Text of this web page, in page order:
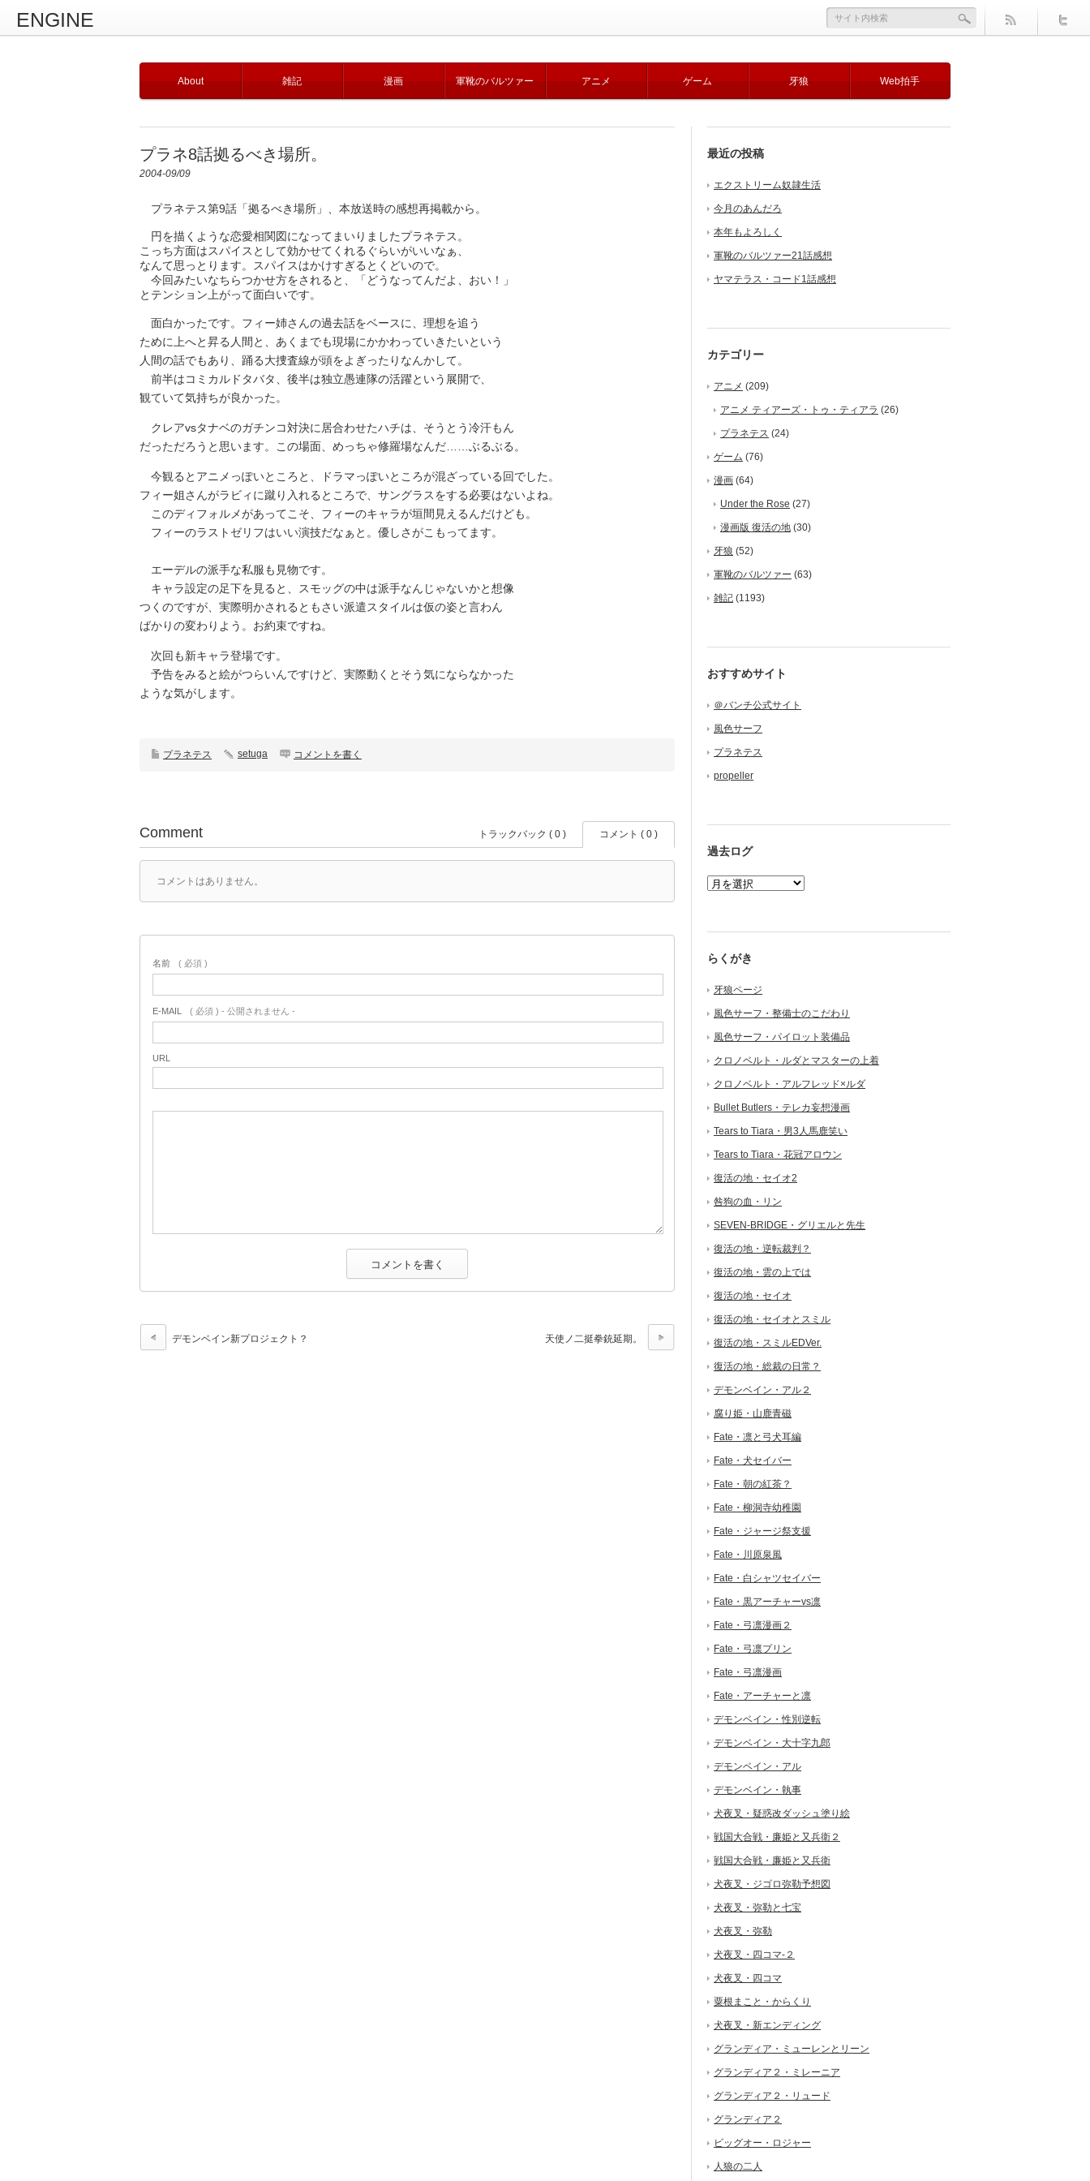
ENGINE
About 雑記 漫画 軍靴のバルツァー アニメ ゲーム 牙狼 Web拍手
プラネ8話拠るべき場所。
2004-09/09
プラネテス第9話「拠るべき場所」、本放送時の感想再掲載から。
円を描くような恋愛相関図になってまいりましたプラネテス。
こっち方面はスパイスとして効かせてくれるぐらいがいいなぁ、
なんて思っとります。スパイスはかけすぎるとくどいので。
今回みたいなちらつかせ方をされると、「どうなってんだよ、おい！」
とテンション上がって面白いです。
面白かったです。フィー姉さんの過去話をベースに、理想を追う
ために上へと昇る人間と、あくまでも現場にかかわっていきたいという
人間の話でもあり、踊る大捜査線が頭をよぎったりなんかして。
前半はコミカルドタバタ、後半は独立愚連隊の活躍という展開で、
観ていて気持ちが良かった。
クレアvsタナベのガチンコ対決に居合わせたハチは、そうとう冷汗もん
だっただろうと思います。この場面、めっちゃ修羅場なんだ……ぶるぶる。
今観るとアニメっぽいところと、ドラマっぽいところが混ざっている回でした。
フィー姐さんがラビィに蹴り入れるところで、サングラスをする必要はないよね。
このディフォルメがあってこそ、フィーのキャラが垣間見えるんだけども。
フィーのラストゼリフはいい演技だなぁと。優しさがこもってます。
エーデルの派手な私服も見物です。
キャラ設定の足下を見ると、スモッグの中は派手なんじゃないかと想像
つくのですが、実際明かされるともさい派遣スタイルは仮の姿と言わん
ばかりの変わりよう。お約束ですね。
次回も新キャラ登場です。
予告をみると絵がつらいんですけど、実際動くとそう気にならなかった
ような気がします。
プラネテス setuga コメントを書く
Comment トラックバック ( 0 ) コメント ( 0 )
コメントはありません。
名前 ( 必須 )
E-MAIL ( 必須 ) - 公開されません -
URL
デモンベイン新プロジェクト？ 天使ノ二挺拳銃延期。
最近の投稿
エクストリーム奴隷生活
今月のあんだろ
本年もよろしく
軍靴のバルツァー21話感想
ヤマテラス・コード1話感想
カテゴリー
アニメ (209)
アニメ ティアーズ・トゥ・ティアラ (26)
プラネテス (24)
ゲーム (76)
漫画 (64)
Under the Rose (27)
漫画版 復活の地 (30)
牙狼 (52)
軍靴のバルツァー (63)
雑記 (1193)
おすすめサイト
＠バンチ公式サイト
風色サーフ
プラネテス
propeller
過去ログ
らくがき
牙狼ページ
風色サーフ・整備士のこだわり
風色サーフ・パイロット装備品
クロノベルト・ルダとマスターの上着
クロノベルト・アルフレッド×ルダ
Bullet Butlers・テレカ妄想漫画
Tears to Tiara・男3人馬鹿笑い
Tears to Tiara・花冠アロウン
復活の地・セイオ2
咎狗の血・リン
SEVEN-BRIDGE・グリエルと先生
復活の地・逆転裁判？
復活の地・雲の上では
復活の地・セイオ
復活の地・セイオとスミル
復活の地・スミルEDVer.
復活の地・総裁の日常？
デモンベイン・アル２
腐り姫・山鹿青磁
Fate・凛と弓犬耳編
Fate・犬セイバー
Fate・朝の紅茶？
Fate・柳洞寺幼稚園
Fate・ジャージ祭支援
Fate・川原泉風
Fate・白シャツセイバー
Fate・黒アーチャーvs凛
Fate・弓凛漫画２
Fate・弓凛プリン
Fate・弓凛漫画
Fate・アーチャーと凛
デモンベイン・性別逆転
デモンベイン・大十字九郎
デモンベイン・アル
デモンベイン・執事
犬夜叉・疑惑改ダッシュ塗り絵
戦国大合戦・廉姫と又兵衛２
戦国大合戦・廉姫と又兵衛
犬夜叉・ジゴロ弥勒予想図
犬夜叉・弥勒と七宝
犬夜叉・弥勒
犬夜叉・四コマ-２
犬夜叉・四コマ
粟根まこと・からくり
犬夜叉・新エンディング
グランディア・ミューレンとリーン
グランディア２・ミレーニア
グランディア２・リュード
グランディア２
ビッグオー・ロジャー
人狼の二人